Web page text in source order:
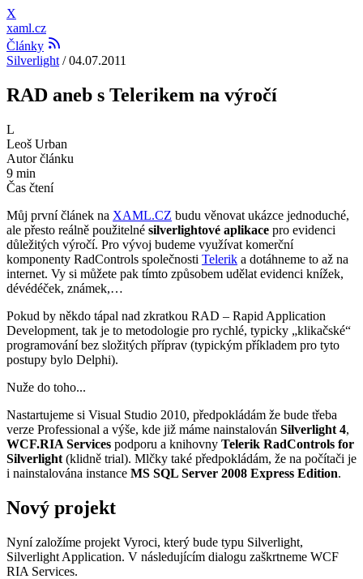
X
xaml.cz
Články
Silverlight / 04.07.2011
RAD aneb s Telerikem na výročí
L
Leoš Urban
Autor článku
9 min
Čas čtení
Můj první článek na XAML.CZ budu věnovat ukázce jednoduché,
ale přesto reálně použitelné silverlightové aplikace pro evidenci
důležitých výročí. Pro vývoj budeme využívat komerční
komponenty RadControls společnosti Telerik a dotáhneme to až na
internet. Vy si můžete pak tímto způsobem udělat evidenci knížek,
dévédéček, známek,…
Pokud by někdo tápal nad zkratkou RAD – Rapid Application
Development, tak je to metodologie pro rychlé, typicky „klikačské“
programování bez složitých příprav (typickým příkladem pro tyto
postupy bylo Delphi).
Nuže do toho...
Nastartujeme si Visual Studio 2010, předpokládám že bude třeba
verze Professional a výše, kde již máme nainstalován Silverlight 4,
WCF.RIA Services podporu a knihovny Telerik RadControls for
Silverlight (klidně trial). Mlčky také předpokládám, že na počítači je
i nainstalována instance MS SQL Server 2008 Express Edition.
Nový projekt
Nyní založíme projekt Vyroci, který bude typu Silverlight,
Silverlight Application. V následujícím dialogu zaškrtneme WCF
RIA Services.